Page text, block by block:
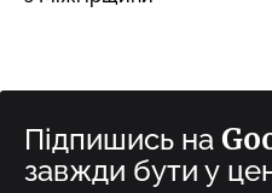
Підпишись на
завжди бути у